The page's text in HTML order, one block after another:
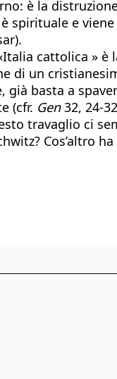
è la
spirituale e
cattolica »
di un
basta a
(cfr. Gen32, 24-
travaglio ci
Cos’altro